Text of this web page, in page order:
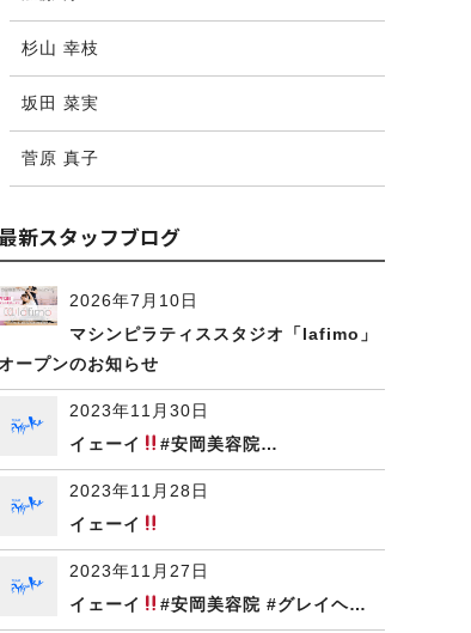
杉山 幸枝
坂田 菜実
菅原 真子
最新スタッフブログ
2026年7月10日
マシンピラティススタジオ「lafimo」
ープンのお知らせ
2023年11月30日
イェーイ
#安岡美容院…
2023年11月28日
イェーイ
2023年11月27日
イェーイ
#安岡美容院 #グレイヘ…